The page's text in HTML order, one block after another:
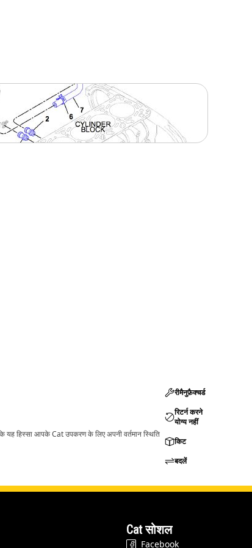
यह हिस्सा आपके Cat उपकरण के लिए अपनी वर्तमान स्थिति
रीमैनुफ़ैक्चर्ड
रिटर्न करने
योग्य नहीं
किट
बदलें
Cat सोशल
Facebook